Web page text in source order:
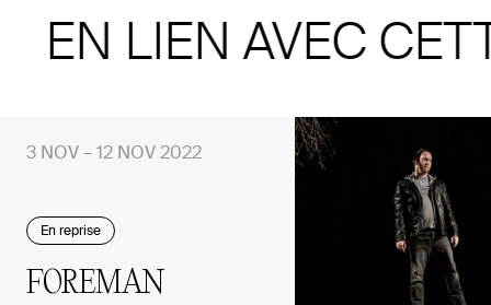
EN LIEN AVEC
En reprise
FOREMAN
3 NOV – 12 NOV 2022